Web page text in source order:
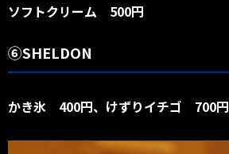
ソフトクリーム 500円
⑥SHELDON
かき氷 400円、けずりイチゴ 700円